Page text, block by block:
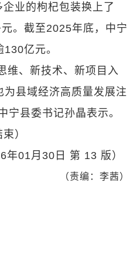
业的枸杞包装换上了
。截至2025年底，中宁
亿元。
维、新技术、新项目入
县域经济高质量发展注
宁县委书记孙晶表示。
）
年01月30日 第 13 版）
（责编：李茜）